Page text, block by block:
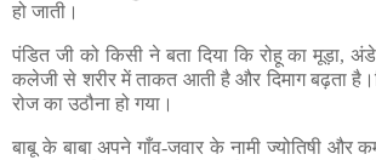
हो जाती।
पंडित जी को किसी ने बता दिया कि रोहू का मूड़ा,
कलेजी से शरीर में ताकत आती है और दिमाग बढ़ता
रोज का उठौना हो गया।
बाबू के बाबा अपने गाँव-जवार के नामी ज्योतिषी और